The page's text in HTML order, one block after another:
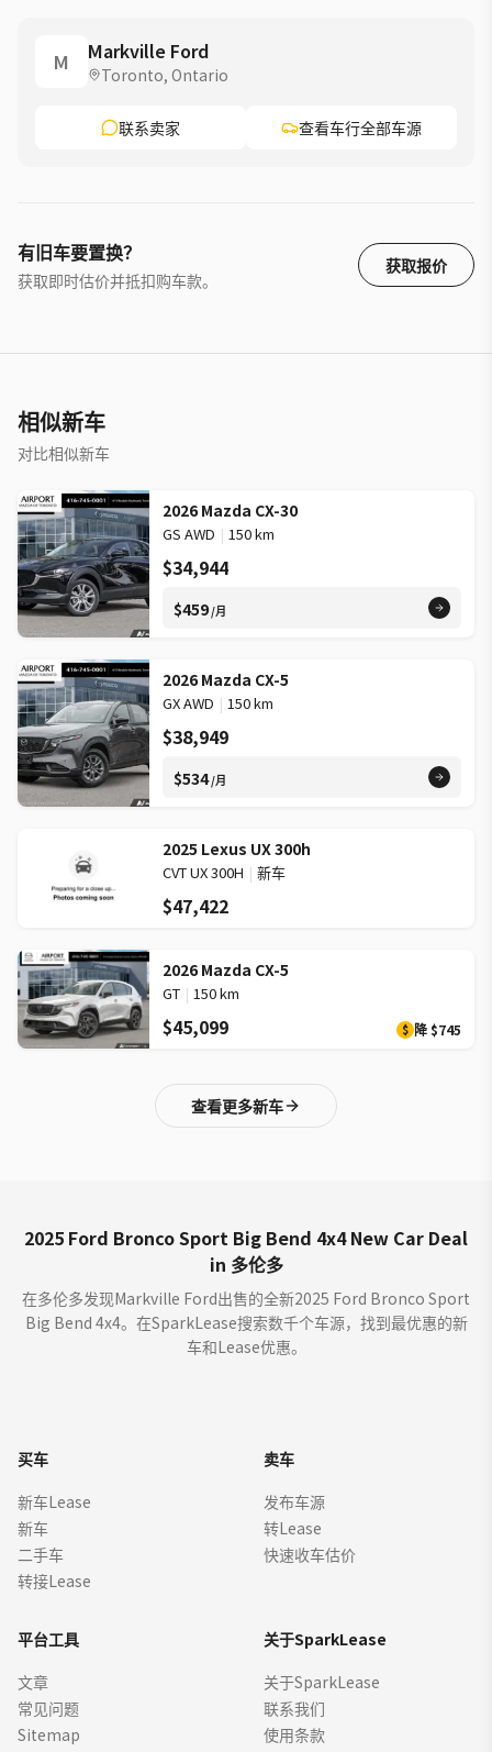
M Markville Ford
Toronto, Ontario
联系卖家 查看车行全部车源
有旧车要置换？
获取即时估价并抵扣购车款。
获取报价
相似新车
对比相似新车
2026 Mazda CX-30
GS AWD | 150 km
$34,944
$459/月
2026 Mazda CX-5
GX AWD | 150 km
$38,949
$534/月
2025 Lexus UX 300h
CVT UX 300H | 新车
$47,422
2026 Mazda CX-5
GT | 150 km
$45,099 $ 降 $745
查看更多新车
2025 Ford Bronco Sport Big Bend 4x4 New Car Deal
in 多伦多
在多伦多发现Markville Ford出售的全新2025 Ford Bronco Sport
Big Bend 4x4。在SparkLease搜索数千个车源，找到最优惠的新
车和Lease优惠。
买车
新车Lease
新车
二手车
转接Lease
卖车
发布车源
转Lease
快速收车估价
平台工具
文章
常见问题
Sitemap
关于SparkLease
关于SparkLease
联系我们
使用条款